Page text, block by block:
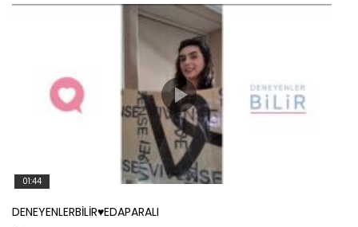
01:44
DENEYENLERBİLİR♥️EDAPARALI